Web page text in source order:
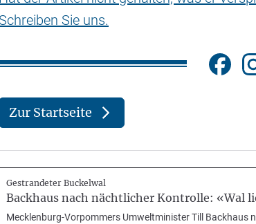
Schreiben Sie uns.
Zur Startseite
Gestrandeter Buckelwal
Backhaus nach nächtlicher Kontrolle: «Wal
Mecklenburg-Vorpommers Umweltminister Till Backhaus